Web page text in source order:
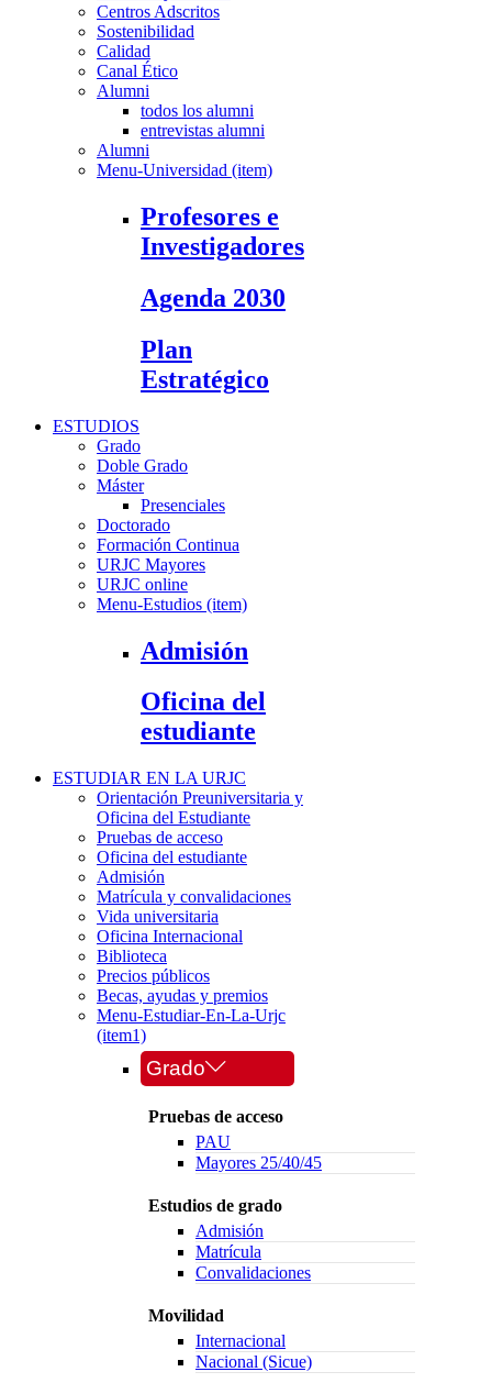
Centros Adscritos
Sostenibilidad
Calidad
Canal Ético
Alumni
todos los alumni
entrevistas alumni
Alumni
Menu-Universidad (item)
Profesores e
Investigadores
Agenda 2030
Plan
Estratégico
ESTUDIOS
Grado
Doble Grado
Máster
Presenciales
Doctorado
Formación Continua
URJC Mayores
URJC online
Menu-Estudios (item)
Admisión
Oficina del
estudiante
ESTUDIAR EN LA URJC
Orientación Preuniversitaria y
Oficina del Estudiante
Pruebas de acceso
Oficina del estudiante
Admisión
Matrícula y convalidaciones
Vida universitaria
Oficina Internacional
Biblioteca
Precios públicos
Becas, ayudas y premios
Menu-Estudiar-En-La-Urjc
(item1)
Grado
Pruebas de acceso
PAU
Mayores 25/40/45
Estudios de grado
Admisión
Matrícula
Convalidaciones
Movilidad
Internacional
Nacional (Sicue)